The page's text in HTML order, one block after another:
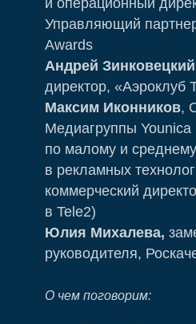
и операционный
Управляющий
Awards
Андрей Зинковецкий
директор, «Аэроклуб
Максим Иконников,
Медиагруппы Younica
по малому и
в рекламных
коммерческий
в Tele2)
Юлия Михалева,
руководителя,
О чем поговорим: